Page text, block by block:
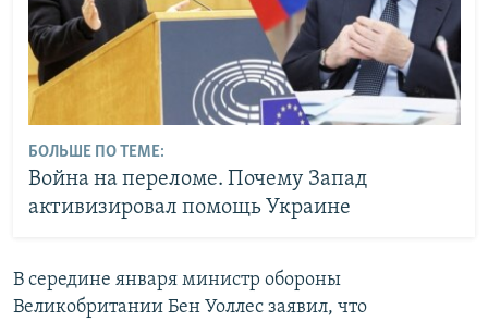
БОЛЬШЕ ПО ТЕМЕ:
Война на переломе. Почему Запад
активизировал помощь Украине
В середине января министр обороны
Великобритании Бен Уоллес заявил, что